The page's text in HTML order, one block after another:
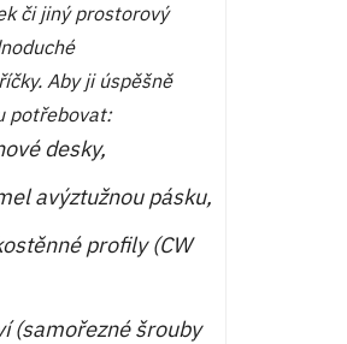
či jiný prostorový
Aby ji úspěšně
potřebovat:
desky,
avýztužnou pásku,
profily (CW
(samořezné šrouby